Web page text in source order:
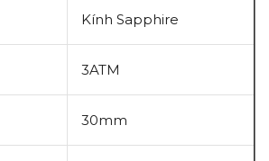
Kính Sapphire
3ATM
30mm